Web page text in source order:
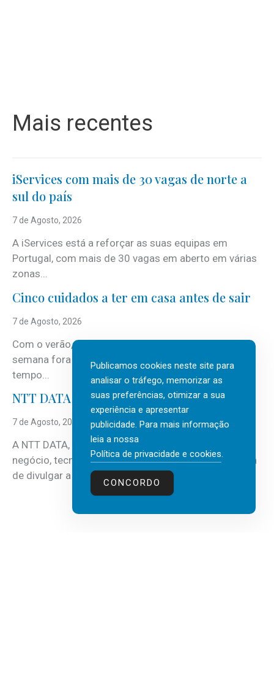
Mais recentes
iServices com mais de 30 vagas de norte a
sul do país
7 de Agosto, 2026
A iServices está a reforçar as suas equipas em
Portugal, com mais de 30 vagas em aberto em várias
zonas...
Cinco cuidados a ter em casa antes de sair
7 de Agosto, 2026
Com o verão, chegam também as férias, os fins-de-
semana fora e os dias em que a casa fica mais
tempo...
NTT DATA Insurtech Global Outlook 2026
7 de Agosto, 2026
A NTT DATA, consultora global em serviços de
negócio, tecnologia e inteligência artificial (IA), acaba
de divulgar a mais recente...
Publicamos cookies neste site para
analisar o tráfego, memorizar as
suas preferências, otimizar a sua
experiência e apresentar
publicidade. Para mais informação
leia a nossa
Política de privacidade e cookies.
CONCORDO